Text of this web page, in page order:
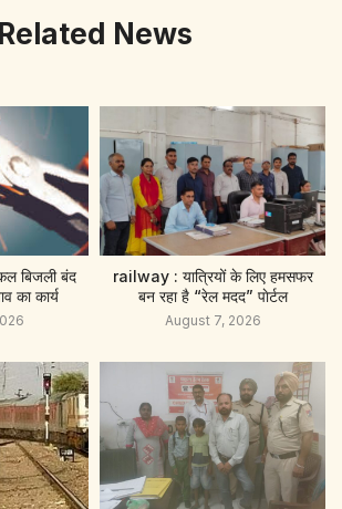
Related News
बिजली बंद
का कार्य
railway : यात्रियों के लिए हमसफर
बन रहा है “रेल मदद” पाेर्टल
August 7, 2026